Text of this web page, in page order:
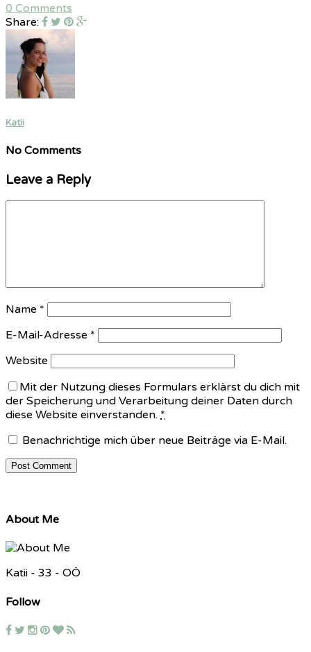
0 Comments
Share:
Katii
No Comments
Leave a Reply
Name *
E-Mail-Adresse *
Website
Mit der Nutzung dieses Formulars erklärst du dich mit
der Speicherung und Verarbeitung deiner Daten durch
diese Website einverstanden. *
Benachrichtige mich über neue Beiträge via E-Mail.
About Me
Katii - 33 - OÖ
Follow